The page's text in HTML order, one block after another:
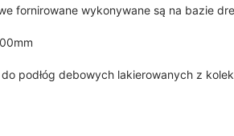
fornirowane wykonywane są na bazie
podłóg debowych lakierowanych z